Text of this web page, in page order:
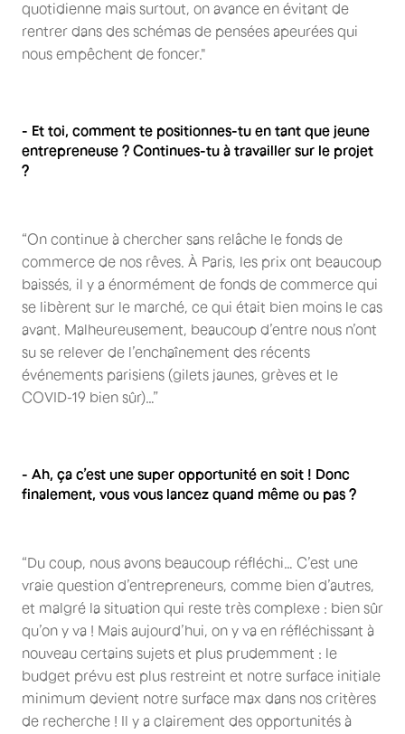
quotidienne mais surtout, on avance en évitant de
rentrer dans des schémas de pensées apeurées qui
nous empêchent de foncer."
- Et toi, comment te positionnes-tu en tant que jeune
entrepreneuse ? Continues-tu à travailler sur le projet
?
“On continue à chercher sans relâche le fonds de
commerce de nos rêves. À Paris, les prix ont beaucoup
baissés, il y a énormément de fonds de commerce qui
se libèrent sur le marché, ce qui était bien moins le cas
avant. Malheureusement, beaucoup d’entre nous n’ont
su se relever de l’enchaînement des récents
événements parisiens (gilets jaunes, grèves et le
COVID-19 bien sûr)…”
- Ah, ça c’est une super opportunité en soit ! Donc
finalement, vous vous lancez quand même ou pas ?
“Du coup, nous avons beaucoup réfléchi… C’est une
vraie question d’entrepreneurs, comme bien d’autres,
et malgré la situation qui reste très complexe : bien sûr
qu’on y va ! Mais aujourd’hui, on y va en réfléchissant à
nouveau certains sujets et plus prudemment : le
budget prévu est plus restreint et notre surface initiale
minimum devient notre surface max dans nos critères
de recherche ! Il y a clairement des opportunités à